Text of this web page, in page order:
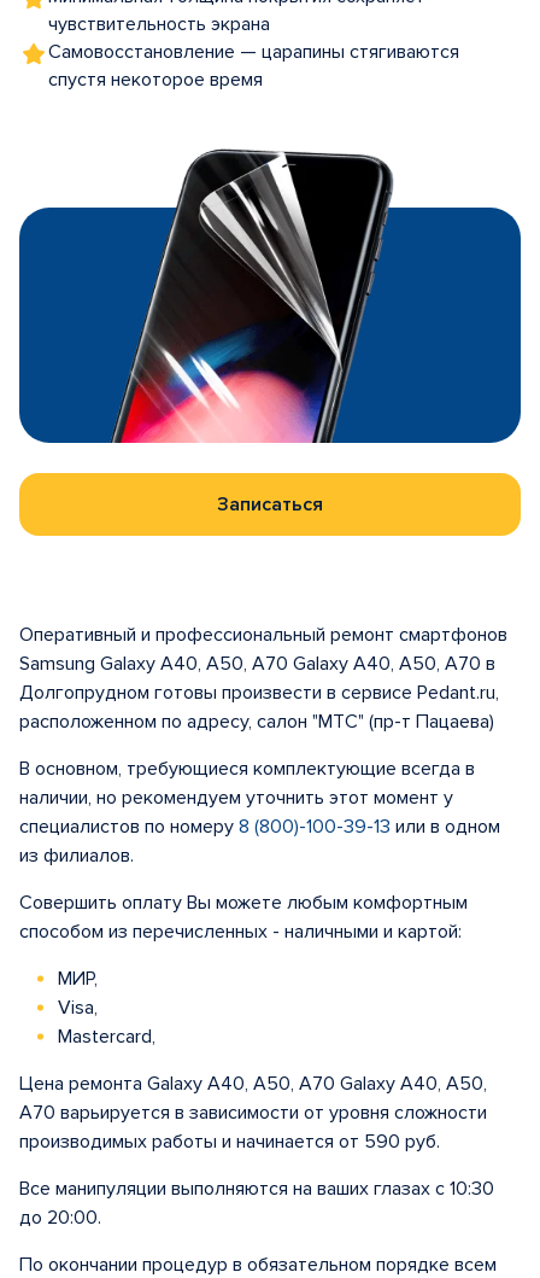
чувствительность экрана
Самовосстановление — царапины стягиваются
спустя некоторое время
Записаться
Оперативный и профессиональный ремонт смартфонов
Samsung Galaxy A40, A50, A70 Galaxy A40, A50, A70 в
Долгопрудном готовы произвести в сервисе Pedant.ru,
расположенном по адресу, салон "МТС" (пр-т Пацаева)
В основном, требующиеся комплектующие всегда в
наличии, но рекомендуем уточнить этот момент у
специалистов по номеру 8 (800)-100-39-13 или в одном
из филиалов.
Совершить оплату Вы можете любым комфортным
способом из перечисленных - наличными и картой:
МИР,
Visa,
Mastercard,
Цена ремонта Galaxy A40, A50, A70 Galaxy A40, A50,
A70 варьируется в зависимости от уровня сложности
производимых работы и начинается от 590 руб.
Все манипуляции выполняются на ваших глазах с 10:30
до 20:00.
По окончании процедур в обязательном порядке всем